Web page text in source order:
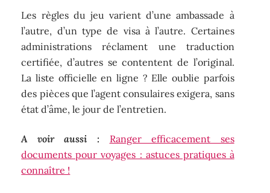
Les règles du jeu varient d’une ambassade à
l’autre, d’un type de visa à l’autre. Certaines
administrations réclament une traduction
certifiée, d’autres se contentent de l’original.
La liste officielle en ligne ? Elle oublie parfois
des pièces que l’agent consulaires exigera, sans
état d’âme, le jour de l’entretien.
A voir aussi :
Ranger efficacement ses
documents pour voyages : astuces pratiques à
connaître !